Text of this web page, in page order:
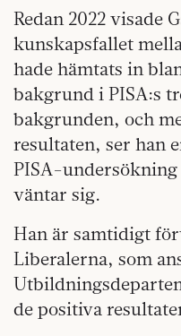
Redan 2022 visade
kunskapsfallet
hade hämtats in
bakgrund i PISA:s
bakgrunden, och
resultaten, ser han
PISA-
väntar sig.
Han är samtidigt
Liberalerna, som
de positiva